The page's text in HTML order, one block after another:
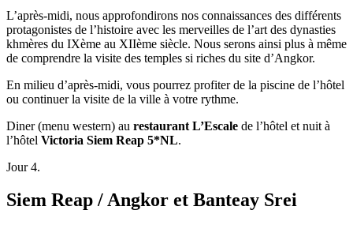
L’après-midi, nous approfondirons nos connaissances des différents
protagonistes de l’histoire avec les merveilles de l’art des dynasties
khmères du IXème au XIIème siècle. Nous serons ainsi plus à même
de comprendre la visite des temples si riches du site d’Angkor.
En milieu d’après-midi, vous pourrez profiter de la piscine de l’hôtel
ou continuer la visite de la ville à votre rythme.
Diner (menu western) au restaurant L’Escale de l’hôtel et nuit à
l’hôtel Victoria Siem Reap 5*NL.
Jour 4.
Siem Reap / Angkor et Banteay Srei